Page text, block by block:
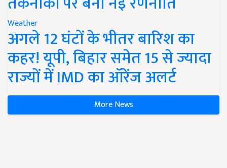
Weather
अगले 12 घंटों के भीतर बारिश का
कहर! यूपी, बिहार समेत 15 से ज्यादा
राज्यों में IMD का ऑरेंज अलर्ट
More News